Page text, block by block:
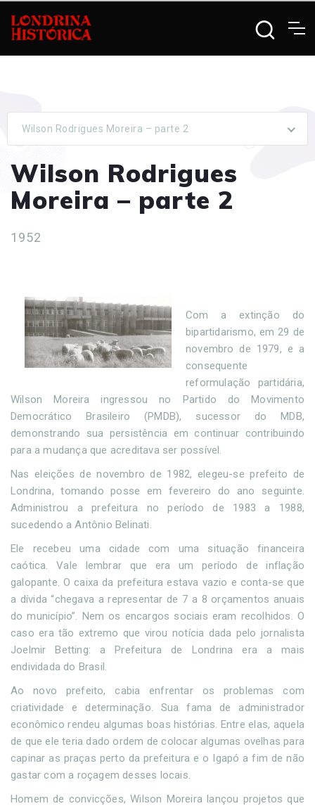
Wilson Rodrigues Moreira – parte 2
Wilson Rodrigues
Moreira – parte 2
1952
Com a extinção do
bipartidarismo, em 29 de
novembro de 1979, e a
consequente
reformulação partidária,
Wilson Moreira ingressou no Partido do Movimento
Democrático Brasileiro (PMDB), sucessor do MDB,
demonstrando sua persistência em continuar contribuindo
para a mudança que acreditava ser possível.
Nas eleições de novembro de 1982, elegeu-se prefeito de
Londrina, tomando posse em fevereiro do ano seguinte.
Administrou a prefeitura no período de 1983 a 1988,
sucedendo a Antônio Belinati.
Ele recebeu uma cidade com uma situação financeira
caótica. Vale lembrar que era um período de inflação
galopante. O caixa da prefeitura estava vazio e conta-se que
a dívida “chegava a representar de 7 a 8 orçamentos anuais
do município”. Nem os encargos sociais eram recolhidos. O
caso era tão extremo que virou notícia dada pelo jornalista
Joelmir Betting: a Prefeitura de Londrina era a mais
endividada do Brasil.
Ao novo prefeito, cabia enfrentar os problemas com
criatividade e determinação. Sua fama de administrador
econômico rendeu algumas boas histórias. Entre elas, aquela
de que ele teria dado ordem de colocar algumas ovelhas para
capinar as praças perto da prefeitura e o Igapó a fim de não
gastar com a roçagem desses locais.
Homem de convicções, Wilson Moreira lançou projetos que